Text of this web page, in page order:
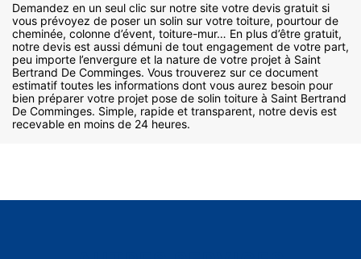
Demandez en un seul clic sur notre site votre devis gratuit si
vous prévoyez de poser un solin sur votre toiture, pourtour de
cheminée, colonne d’évent, toiture-mur… En plus d’être gratuit,
notre devis est aussi démuni de tout engagement de votre part,
peu importe l’envergure et la nature de votre projet à Saint
Bertrand De Comminges. Vous trouverez sur ce document
estimatif toutes les informations dont vous aurez besoin pour
bien préparer votre projet pose de solin toiture à Saint Bertrand
De Comminges. Simple, rapide et transparent, notre devis est
recevable en moins de 24 heures.